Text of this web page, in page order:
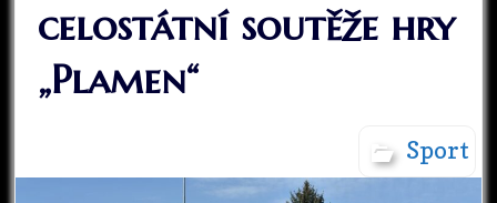
celostátní soutěže hry
„Plamen“
Sport